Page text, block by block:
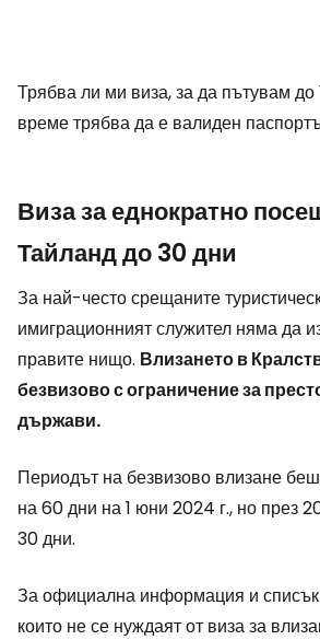
Трябва ли ми виза, за да пътувам
време трябва да е валиден
Виза за еднократно
Тайланд до 30 дни
За най-често срещаните
имиграционният служител няма да
правите нищо. Влизането в
безвизово с ограничение за
държави.
Периодът на безвизово влизане
на 60 дни на 1 юни 2024 г., но през
30 дни.
За официална информация и
които не се нуждаят от виза за